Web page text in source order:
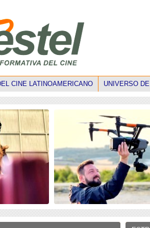
CINE LATINOAMERICANO UNIVERSO
transforman la